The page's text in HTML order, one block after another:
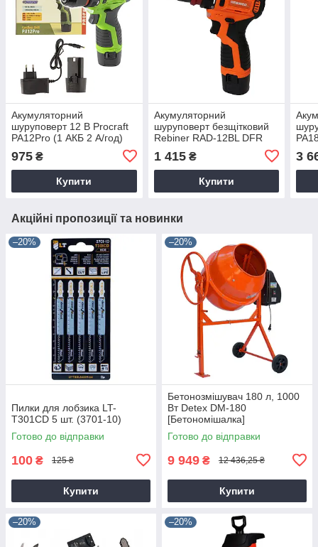
Акумуляторний
шуруповерт 12 В Procraft
PA12Pro (1 АКБ 2 А/год)
975 ₴
Купити
Акумуляторний
шуруповерт безщітковий
Rebiner RAD-12BL DFR
1 415₴
Купити
3
Акційні пропозиції та новинки
–20%
Пилки для лобзика LT-
T301CD 5 шт. (3701-10)
Готово до відправки
100 ₴ 125 ₴
Купити
–20%
Бетонозмішувач 180 л, 1000
Вт Detex DM-180
[Бетономішалка]
Готово до відправки
9 949 ₴ 12 436,25 ₴
Купити
–20% –20%